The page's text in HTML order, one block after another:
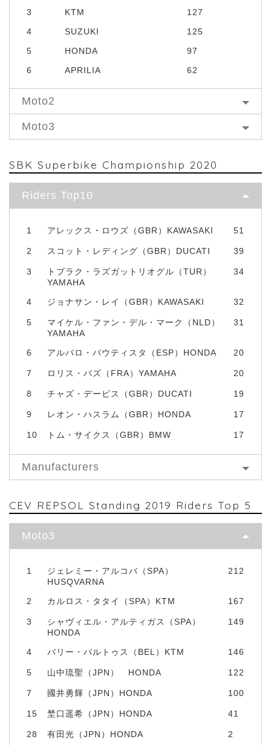
3 KTM
127
4
SUZUKI
125
5
HONDA
97
6
APRILIA 62
Moto2
Moto3
SBK Superbike Championship 2020
Riders Top10
1 アレックス・ロウズ（GBR）KAWASAKI 51
2 スコット・レディング（GBR）DUCATI 39
3
トプラク・ラズガットリオグル（TUR）
YAMAHA
34
4 ジョナサン・レイ（GBR）KAWASAKI 32
5
マイケル・ファン・デル・マーク（NLD）
YAMAHA
31
6 アルバロ・バウティスタ（ESP）HONDA 20
7 ロリス・バズ（FRA）YAMAHA 20
8 チャズ・デービス（GBR）DUCATI 19
9 レオン・ハスラム（GBR）HONDA 17
10 トム・サイクス（GBR）BMW 17
Manufacturers
CEV REPSOL Standing 2019 Riders Top 5
Moto3
1
ジェレミー・アルコバ（SPA）
HUSQVARNA
212
2 カルロス・タタイ（SPA）KTM 167
3
シャヴィエル・アルティガス（SPA）
HONDA
149
4 バリー・バルトゥス（BEL）KTM 146
5 山中琉聖（JPN） HONDA 122
7 國井勇輝（JPN）HONDA 100
15 埜口遥希（JPN）HONDA 41
28 有田光（JPN）HONDA 2